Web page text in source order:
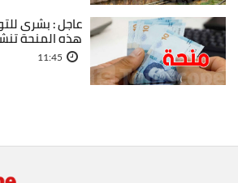
عاجل : بشرى
هذه المنحة
11:45